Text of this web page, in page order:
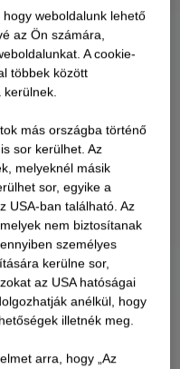
weboldalunk lehető
az Ön számára,
A cookie-
többek között
kerülnek.
más országba történő
sor kerülhet. Az
melyeknél másik
sor, egyike a
USA-ban található. Az
nem biztosítanak
személyes
kerülne sor,
az USA hatóságai
anélkül, hogy
illetnék meg.
arra, hogy „Az